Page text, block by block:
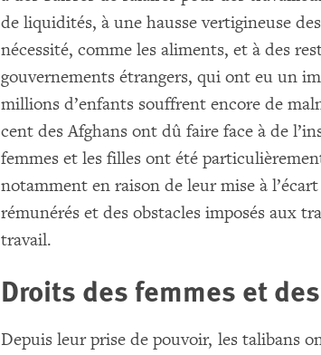
de liquidités, à une hausse vertigineuse
nécessité, comme les aliments, et à des
gouvernements étrangers, qui ont eu un
millions d’enfants souffrent encore de
cent des Afghans ont dû faire face à de
femmes et les filles ont été
notamment en raison de leur mise à
rémunérés et des obstacles imposés aux
travail.
Droits des femmes et
Depuis leur prise de pouvoir, les talibans